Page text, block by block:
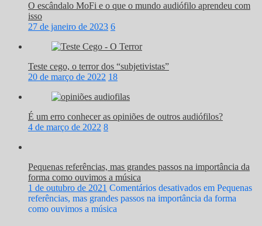
O escândalo MoFi e o que o mundo audiófilo aprendeu com
isso
27 de janeiro de 2023 6
Teste cego, o terror dos “subjetivistas”
20 de março de 2022 18
É um erro conhecer as opiniões de outros audiófilos?
4 de março de 2022 8
Pequenas referências, mas grandes passos na importância da
forma como ouvimos a música
1 de outubro de 2021 Comentários desativados em Pequenas
referências, mas grandes passos na importância da forma
como ouvimos a música